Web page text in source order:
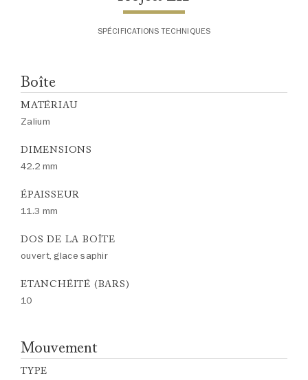
SPÉCIFICATIONS TECHNIQUES
Boîte
MATÉRIAU
Zalium
DIMENSIONS
42.2 mm
ÉPAISSEUR
11.3 mm
DOS DE LA BOÎTE
ouvert, glace saphir
ETANCHÉITÉ (BARS)
10
Mouvement
TYPE